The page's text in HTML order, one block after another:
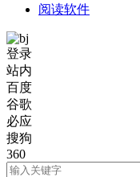
阅读软件
登录
站内
百度
谷歌
必应
搜狗
360